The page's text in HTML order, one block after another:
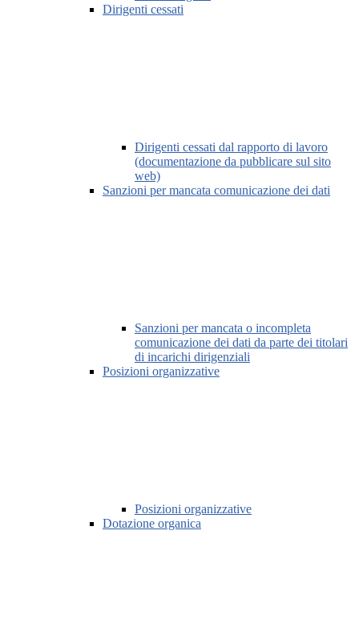
Dirigenti cessati
Dirigenti cessati dal rapporto di lavoro
(documentazione da pubblicare sul sito
web)
Sanzioni per mancata comunicazione dei dati
Sanzioni per mancata o incompleta
comunicazione dei dati da parte dei titolari
di incarichi dirigenziali
Posizioni organizzative
Posizioni organizzative
Dotazione organica